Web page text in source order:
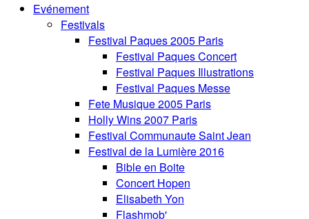
Evénement
Festivals
Festival Paques 2005 Paris
Festival Paques Concert
Festival Paques Illustrations
Festival Paques Messe
Fete Musique 2005 Paris
Holly Wins 2007 Paris
Festival Communaute Saint Jean
Festival de la Lumière 2016
Bible en Boite
Concert Hopen
Elisabeth Yon
Flashmob'